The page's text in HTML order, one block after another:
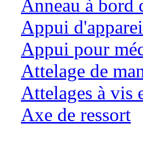
Anneau à bord
Appui
Appui pour
Attelage de
Attelages à vis
Axe de ressort